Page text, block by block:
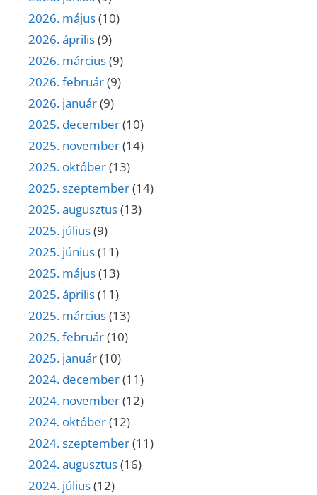
2026. május(10)
2026. április(9)
2026. március(9)
2026. február(9)
2026. január(9)
2025. december(10)
2025. november(14)
2025. október(13)
2025. szeptember(14)
2025. augusztus(13)
2025. július(9)
2025. június(11)
2025. május(13)
2025. április(11)
2025. március(13)
2025. február(10)
2025. január(10)
2024. december(11)
2024. november(12)
2024. október(12)
2024. szeptember(11)
2024. augusztus(16)
2024. július(12)